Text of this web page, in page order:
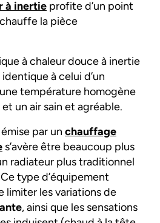
à inertie profite d’un point
la pièce
à chaleur douce à inertie
à celui d’un
température homogène
un air sain et agréable.
par un chauffage
s’avère être beaucoup plus
radiateur plus traditionnel
type d’équipement
limiter les variations de
, ainsi que les sensations